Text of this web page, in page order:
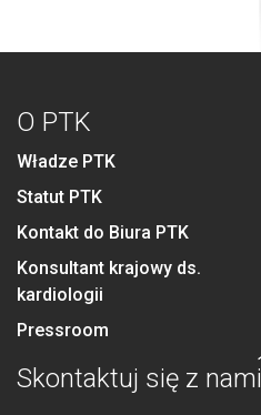
O PTK
Władze PTK
Statut PTK
Kontakt do Biura PTK
Konsultant krajowy ds.
kardiologii
Pressroom
Skontaktuj się z nami